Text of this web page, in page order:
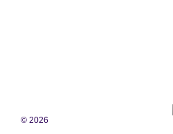
© 2026